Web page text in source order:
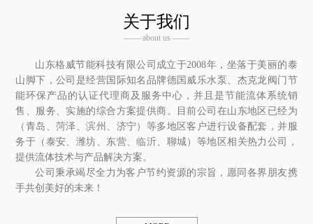
关于我们
—— about us ——
山东格威节能科技有限公司成立于2008年，坐落于美丽的泰
山脚下，公司是经营国际知名品牌德国威乐水泵、杰克龙阀门节
能环保产品的认证代理商及服务中心，并且是节能流体系统销
售、服务、实施的综合方案提供商。目前公司在山东地区已经为
（青岛、菏泽、滨州、济宁）等多地区客户进行设备配套，并服
务于（泰安、潍坊、东营、临沂、聊城）等地区相关热力公司，
提供流体技术与产品解决方案。
公司秉承竭尽全力为客户节约资源的宗旨，愿同各界朋友携
手共创美好的未来！